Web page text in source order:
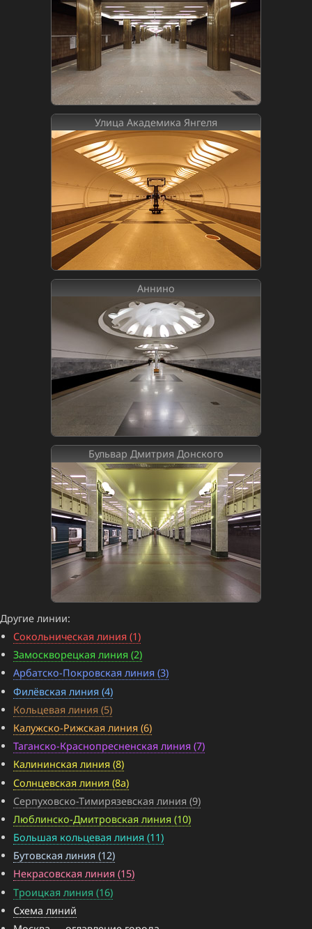
Улица Академика Янгеля
Аннино
Бульвар Дмитрия Донского
Другие линии:
Сокольническая линия (1)
Замоскворецкая линия (2)
Арбатско-Покровская линия (3)
Филёвская линия (4)
Кольцевая линия (5)
Калужско-Рижская линия (6)
Таганско-Краснопресненская линия (7)
Калининская линия (8)
Солнцевская линия (8a)
Серпуховско-Тимирязевская линия (9)
Люблинско-Дмитровская линия (10)
Большая кольцевая линия (11)
Бутовская линия (12)
Некрасовская линия (15)
Троицкая линия (16)
Схема линий